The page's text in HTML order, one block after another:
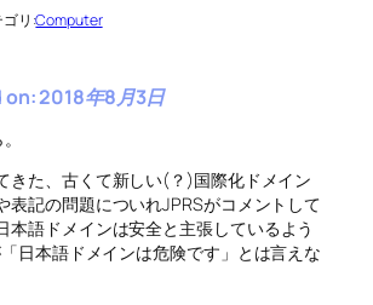
ゴリ:Computer
2018年8月3日
きた、古くて新しい(？)国際化ドメイン
表記の問題についれJPRSがコメントして
本語ドメインは安全と主張しているよう
日本語ドメインは危険です」とは言えな